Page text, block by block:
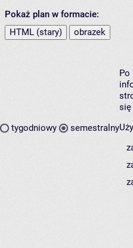
Pokaż plan w formacie:
HTML (stary)
obrazek
tygodniowy semestralny
Po
się